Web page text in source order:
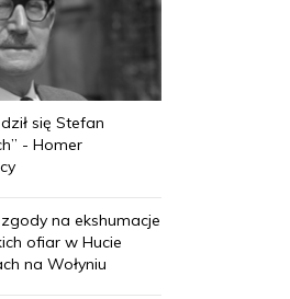
się Stefan
- Homer
na ekshumacje
ofiar w Hucie
na Wołyniu